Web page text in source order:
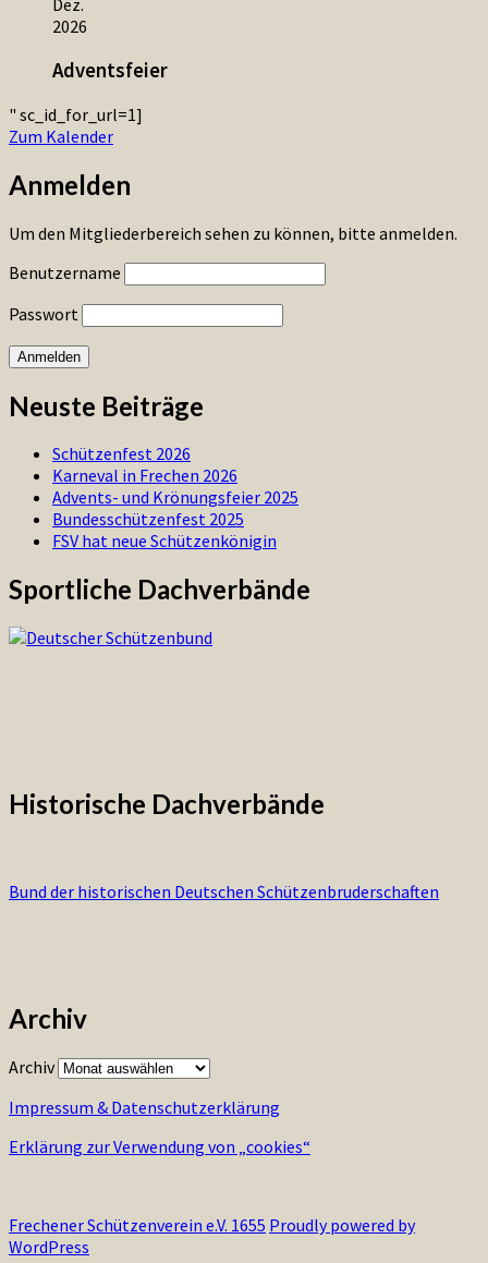
Dez.
2026
Adventsfeier
" sc_id_for_url=1]
Zum Kalender
Anmelden
Um den Mitgliederbereich sehen zu können, bitte anmelden.
Benutzername
Passwort
Neuste Beiträge
Schützenfest 2026
Karneval in Frechen 2026
Advents- und Krönungsfeier 2025
Bundesschützenfest 2025
FSV hat neue Schützenkönigin
Sportliche Dachverbände
Historische Dachverbände
Bund der historischen Deutschen Schützenbruderschaften
Archiv
Archiv
Impressum & Datenschutzerklärung
Erklärung zur Verwendung von „cookies“
Frechener Schützenverein e.V. 1655 Proudly powered by
WordPress